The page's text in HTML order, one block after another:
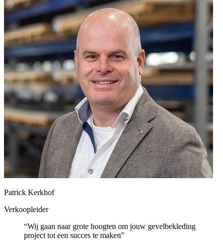
Patrick Kerkhof
Verkoopleider
“Wij gaan naar grote hoogten om jouw gevelbekleding
project tot een succes te maken”